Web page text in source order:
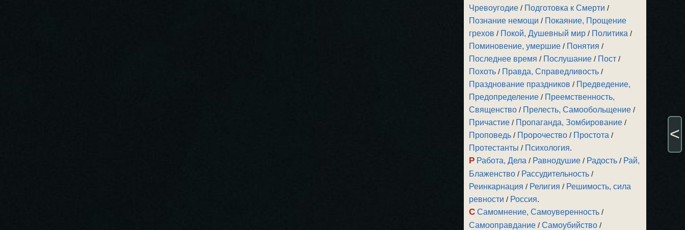
Чревоугодие / Подготовка к Смерти /
Познание немощи / Покаяние, Прощение
грехов / Покой, Душевный мир / Политика /
Поминовение, умершие / Понятия /
Последнее время / Послушание / Пост /
Похоть / Правда, Справедливость /
Празднование праздников / Предведение,
Предопределение / Преемственность,
Священство / Прелесть, Самообольщение /
Причастие / Пропаганда, Зомбирование /
Проповедь / Пророчество / Простота /
Протестанты / Психология.
Р Работа, Дела / Равнодушие / Радость / Рай,
Блаженство / Рассудительность /
Реинкарнация / Религия / Решимость, сила
ревности / Россия.
С Самомнение, Самоуверенность /
Самооправдание /Самоубийство /
<